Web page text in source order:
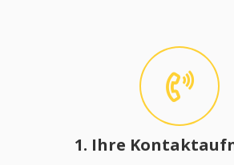
1. Ihre